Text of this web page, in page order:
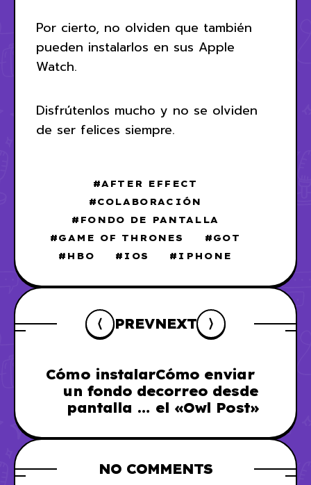
Por cierto, no olviden que también
pueden instalarlos en sus Apple
Watch.
Disfrútenlos mucho y no se olviden
de ser felices siempre.
AFTER EFFECT
COLABORACIÓN
FONDO DE PANTALLA
GAME OF THRONES
GOT
HBO
IOS IPHONE
PREVNEXT
Cómo instalar
un fondo de
pantalla en
un iPhone
Cómo enviar
correo desde
el «Owl Post»
NO COMMENTS